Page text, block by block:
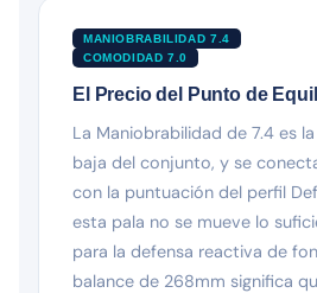
MANIOBRABILIDAD 7.4
COMODIDAD 7.0
El Precio del Punto de
La Maniobrabilidad de 7.4 es
baja del conjunto, y se
con la puntuación del perfil
esta pala no se mueve lo
para la defensa reactiva de
balance de 268mm significa